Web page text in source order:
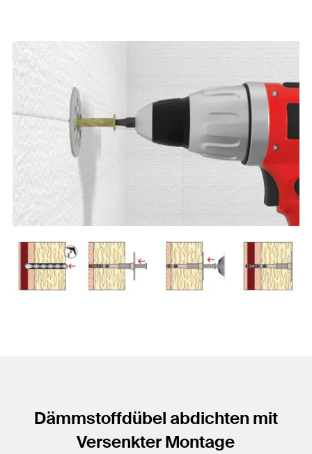
Dämmstoffdübel abdichten mit
Versenkter Montage